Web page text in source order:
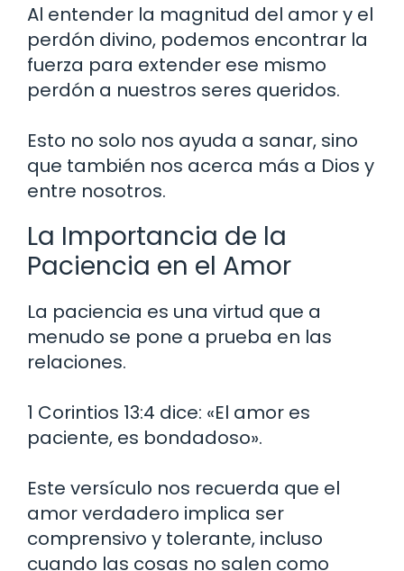
Al entender la magnitud del amor y el
perdón divino, podemos encontrar la
fuerza para extender ese mismo
perdón a nuestros seres queridos.
Esto no solo nos ayuda a sanar, sino
que también nos acerca más a Dios y
entre nosotros.
La Importancia de la
Paciencia en el Amor
La paciencia es una virtud que a
menudo se pone a prueba en las
relaciones.
1 Corintios 13:4 dice: «El amor es
paciente, es bondadoso».
Este versículo nos recuerda que el
amor verdadero implica ser
comprensivo y tolerante, incluso
cuando las cosas no salen como